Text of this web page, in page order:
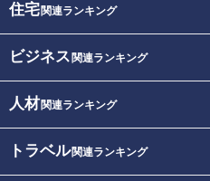
住宅関連ランキング
ビジネス 関連ランキング
人材関連ランキング
トラベル関連ランキング